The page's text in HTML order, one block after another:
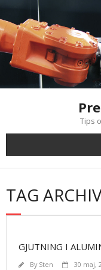
to
content
Tips
TAG
GJUTNING I
By Sten 30 maj,